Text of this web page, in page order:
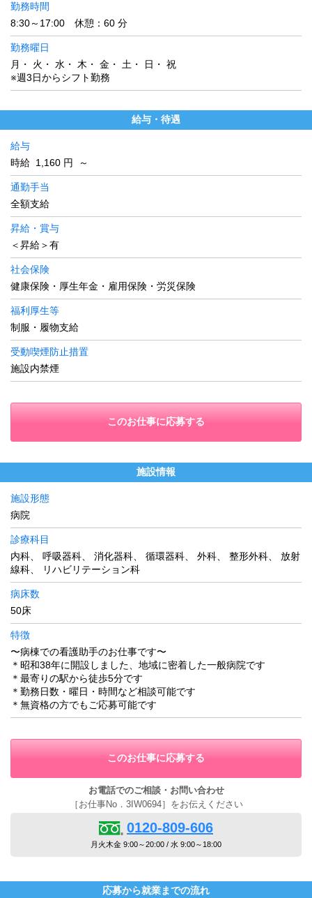
勤務時間
8:30～17:00 休憩：60 分
勤務曜日
月・ 火・ 水・ 木・ 金・ 土・ 日・ 祝
※週3日からシフト勤務
給与・待遇
給与
時給 1,160 円 ～
通勤手当
全額支給
昇給・賞与
＜昇給＞有
社会保険
健康保険・厚生年金・雇用保険・労災保険
福利厚生等
制服・履物支給
受動喫煙防止措置
施設内禁煙
このお仕事に応募する
施設情報
施設形態
病院
診療科目
内科、 呼吸器科、 消化器科、 循環器科、 外科、 整形外科、 放射
線科、 リハビリテーション科
病床数
50床
特徴
〜病棟での看護助手のお仕事です〜
＊昭和38年に開設しました、地域に密着した一般病院です
＊最寄りの駅から徒歩5分です
＊勤務日数・曜日・時間など相談可能です
＊無資格の方でもご応募可能です
このお仕事に応募する
お電話でのご相談・お問い合わせ
［お仕事No．3IW0694］をお伝えください
0120-809-606
月火木金 9:00～20:00 / 水 9:00～18:00
応募から就業までの流れ